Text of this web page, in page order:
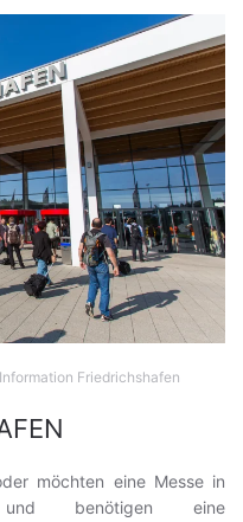
Friedrichshafen
möchten eine Messe in
und benötigen eine